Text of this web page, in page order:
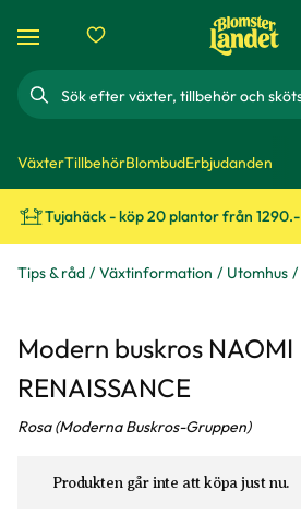
Sök
VäxterTillbehörBlombudErbjudanden
Tujahäck - köp 20 plantor från 1290.-
Tips & råd Växtinformation Utomhus
Modern buskros NAOMI
RENAISSANCE
Rosa (Moderna Buskros-Gruppen)
Produkten går inte att köpa just nu.